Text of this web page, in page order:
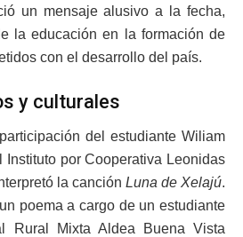
un mensaje alusivo a la fecha,
la educación en la formación de
con el desarrollo del país.
y culturales
del estudiante Wiliam
Instituto por Cooperativa Leonidas
la canción Luna de Xelajú.
poema a cargo de un estudiante
Rural Mixta Aldea Buena Vista